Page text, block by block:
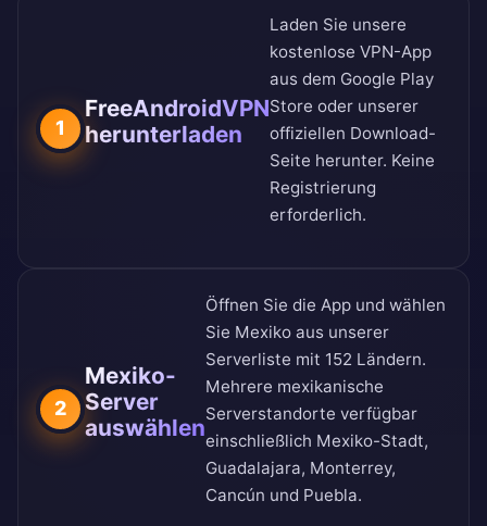
1
FreeAndroidVPN
herunterladen
Laden Sie unsere
kostenlose VPN-App
aus dem Google Play
Store oder unserer
offiziellen Download-
Seite herunter. Keine
Registrierung
erforderlich.
2
Mexiko-
Server
auswählen
Öffnen Sie die App und wählen
Sie Mexiko aus unserer
Serverliste mit 152 Ländern.
Mehrere mexikanische
Serverstandorte verfügbar
einschließlich Mexiko-Stadt,
Guadalajara, Monterrey,
Cancún und Puebla.